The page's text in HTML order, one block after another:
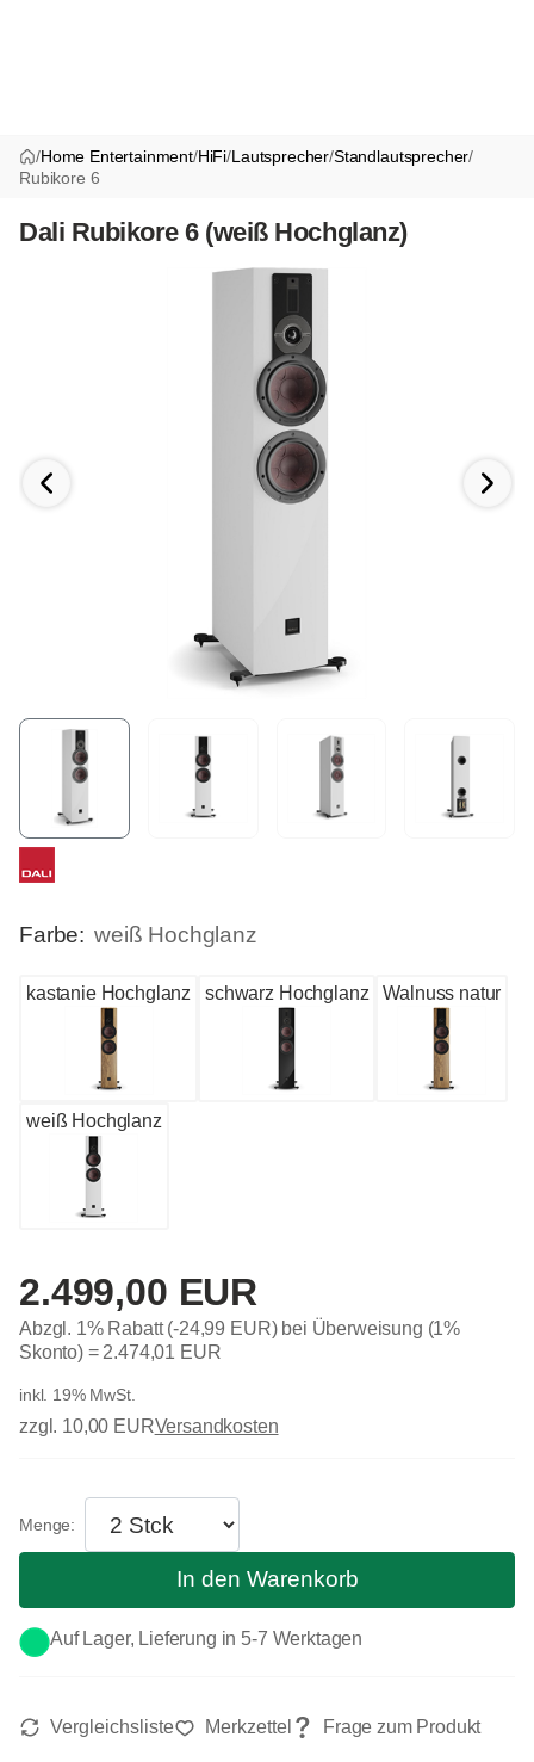
/Home Entertainment/HiFi/Lautsprecher/Standlautsprecher/
Rubikore 6
Dali Rubikore 6 (weiß Hochglanz)
Farbe: weiß Hochglanz
kastanie Hochglanz schwarz Hochglanz Walnuss natur
weiß Hochglanz
2.499,00 EUR
Abzgl. 1% Rabatt (-24,99 EUR) bei Überweisung (1%
Skonto) = 2.474,01 EUR
inkl. 19% MwSt.
zzgl. 10,00 EURVersandkosten
Auf Lager, Lieferung in 5-7 Werktagen
In den Warenkorb